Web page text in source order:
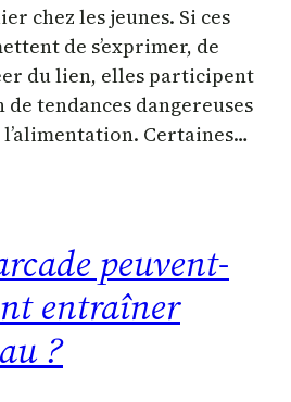
chez les jeunes. Si ces
de s’exprimer, de
du lien, elles participent
tendances dangereuses
Certaines…
peuvent-
entraîner
?